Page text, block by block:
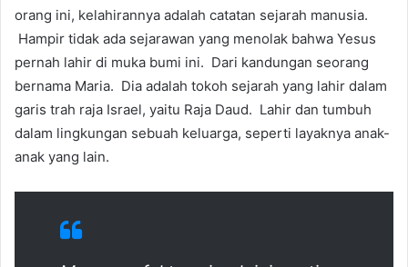
w
i
t
t
e
r
i
l
orang ini, kelahirannya adalah catatan sejarah manusia.
Hampir tidak ada sejarawan yang menolak bahwa Yesus
pernah lahir di muka bumi ini. Dari kandungan seorang
bernama Maria. Dia adalah tokoh sejarah yang lahir dalam
garis trah raja Israel, yaitu Raja Daud. Lahir dan tumbuh
dalam lingkungan sebuah keluarga, seperti layaknya anak-
anak yang lain.